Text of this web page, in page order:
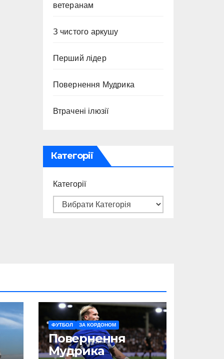
ветеранам
З чистого аркушу
Перший лідер
Повернення Мудрика
Втрачені ілюзії
Категорії
Категорії
ФУТБОЛ ЗА КОРДОНОМ
Повернення
Мудрика